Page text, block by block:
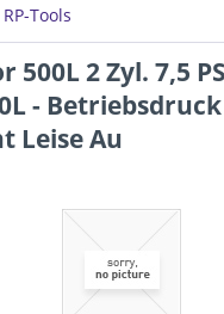
RP-Tools
500L 2 Zyl. 7,5
-
Leise Au